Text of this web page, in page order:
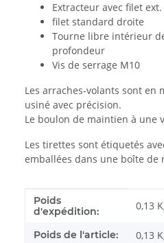
Extracteur avec filet
filet standard droite
Tourne libre intérieur
profondeur
Vis de serrage M10
Les arraches-volants sont en
usiné avec précision.
Le boulon de maintien à une
Les tirettes sont étiquetés
emballées dans une boîte de
Poids
d'expédition:
0,13
Poids de l'article: 0,13